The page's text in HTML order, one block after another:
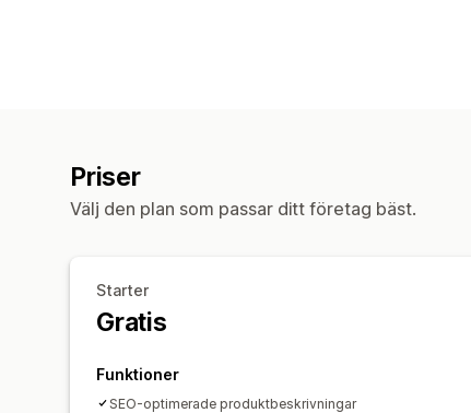
Priser
Välj den plan som passar ditt företag bäst.
Starter
Gratis
Funktioner
SEO-optimerade produktbeskrivningar